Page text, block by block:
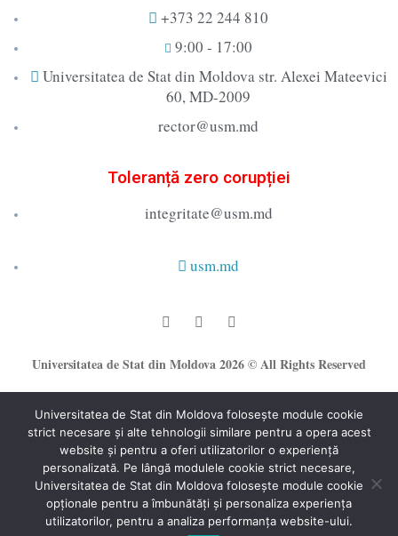
+373 22 244 810
9:00 - 17:00
Universitatea de Stat din Moldova str. Alexei Mateevici
60, MD-2009
rector@usm.md
Toleranță zero corupției
integritate@usm.md
usm.md
Universitatea de Stat din Moldova 2026 © All Rights Reserved
Secție Programare Web al USM®
Universitatea de Stat din Moldova folosește module cookie
strict necesare și alte tehnologii similare pentru a opera acest
website și pentru a oferi utilizatorilor o experiență
personalizată. Pe lângă modulele cookie strict necesare,
Universitatea de Stat din Moldova folosește module cookie
opționale pentru a îmbunătăți și personaliza experiența
utilizatorilor, pentru a analiza performanța website-ului.